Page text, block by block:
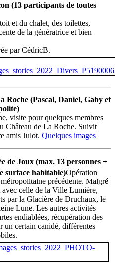
(13 participants de toutes
et du chalet, des toilettes,
de la génératrice et bien
par CédricB.
Roche (Pascal, Daniel, Gaby et
visite pour quelques membres
Château de La Roche. Suivit
amis Julot. Quelques images
de Joux (max. 13 personnes +
surface habitable)Opération
précédente. Malgré
celle de la Ville Lumière,
par la Glacière de Druchaux, le
Lune. Les autres activités
endiablées, récupération des
un certain canidé, différentes